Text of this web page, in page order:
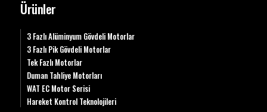
Ürünler
3 Fazlı Alüminyum Gövdeli Motorlar
3 Fazlı Pik Gövdeli Motorlar
Tek Fazlı Motorlar
Duman Tahliye Motorları
WAT EC Motor Serisi
Hareket Kontrol Teknolojileri